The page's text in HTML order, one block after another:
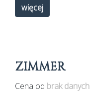
więcej
ZIMMER
Cena od brak danych